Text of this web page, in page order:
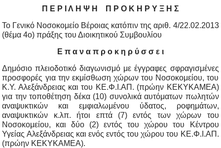
Π Ε Ρ Ι Λ Η Ψ Η Π Ρ Ο Κ Η Ρ Υ Ξ Η Σ
Το Γενικό Νοσοκομείο Βέροιας κατόπιν της αριθ. 4/22.02.2013
(θέμα 4ο) πράξης του Διοικητικού Συμβουλίου
Ε π α ν α π ρ ο κ η ρ ύ σ σ ε ι
Δημόσιο πλειοδοτικό διαγωνισμό με έγγραφες σφραγισμένες
προσφορές για την εκμίσθωση χώρων του Νοσοκομείου, του
Κ.Υ. Αλεξάνδρειας και του ΚΕ.Φ.Ι.ΑΠ. (πρώην ΚΕΚΥΚΑΜΕΑ)
για την τοποθέτηση δέκα (10) συνολικά αυτόματων πωλητών
αναψυκτικών και εμφιαλωμένου ύδατος, ροφημάτων,
αναψυκτικών κ.λπ. ήτοι επτά (7) εντός των χώρων του
Νοσοκομείου, και δύο (2) εντός του χώρου του Κέντρου
Υγείας Αλεξάνδρειας και ενός εντός του χώρου του ΚΕ.Φ.Ι.ΑΠ.
(πρώην ΚΕΚΥΚΑΜΕΑ).